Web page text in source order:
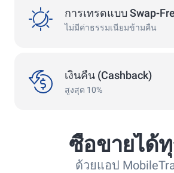
การเทรดแบบ Swap-
ไม่มีค่าธรรมเนียมข้ามคืน
เงินคืน (Cashback)
สูงสุด 10%
ซื้อขายได้
ด้วยแอป